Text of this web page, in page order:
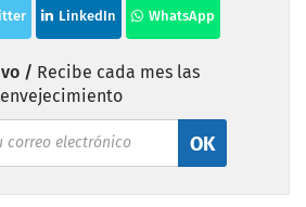
LinkedIn WhatsApp
/ Recibe cada mes las
OK